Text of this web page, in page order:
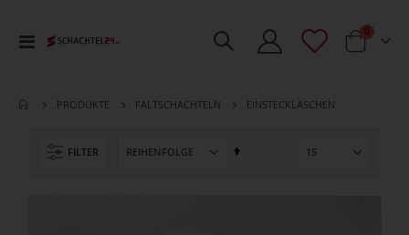
Toggle
Cart
0 Artikel
PRODUKTE FALTSCHACHTELN EINSTECKLASCHEN
FILTER
Absteigend